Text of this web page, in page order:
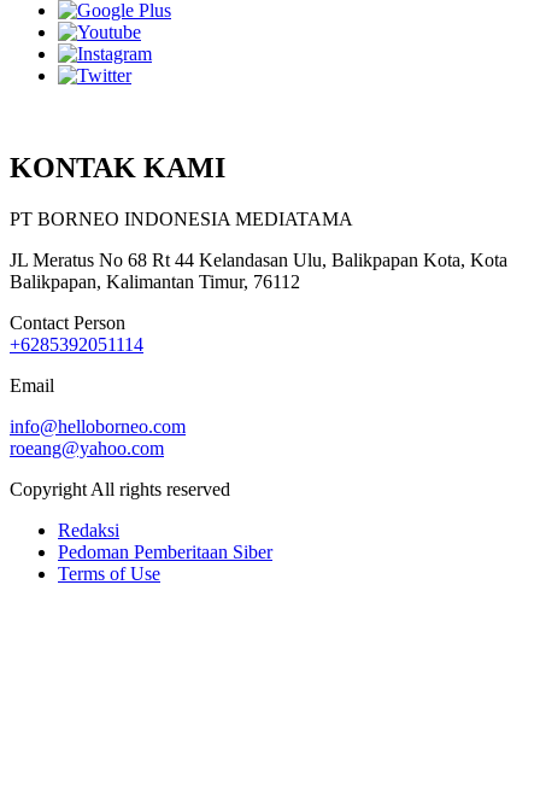
KONTAK KAMI
PT BORNEO INDONESIA MEDIATAMA
JL Meratus No 68 Rt 44 Kelandasan Ulu, Balikpapan Kota, Kota
Balikpapan, Kalimantan Timur, 76112
Contact Person
+6285392051114
Email
info@helloborneo.com
roeang@yahoo.com
Copyright All rights reserved
Redaksi
Pedoman Pemberitaan Siber
Terms of Use